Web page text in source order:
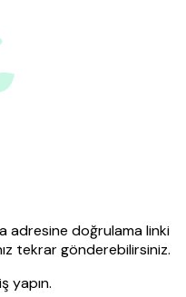
adresine doğrulama linki
tekrar gönderebilirsiniz.
yapın.